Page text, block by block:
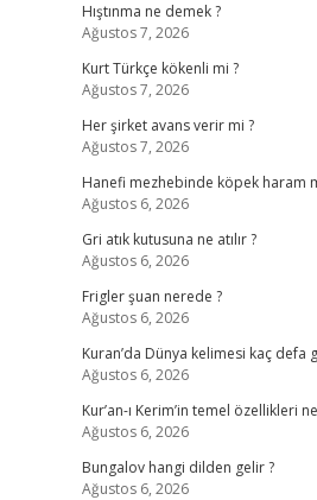
Hıştınma ne demek ?
Ağustos 7, 2026
Kurt Türkçe kökenli mi ?
Ağustos 7, 2026
Her şirket avans verir mi ?
Ağustos 7, 2026
Hanefi mezhebinde köpek haram
Ağustos 6, 2026
Gri atık kutusuna ne atılır ?
Ağustos 6, 2026
Frigler şuan nerede ?
Ağustos 6, 2026
Kuran’da Dünya kelimesi kaç defa
Ağustos 6, 2026
Kur’an-ı Kerim’in temel özellikleri
Ağustos 6, 2026
Bungalov hangi dilden gelir ?
Ağustos 6, 2026